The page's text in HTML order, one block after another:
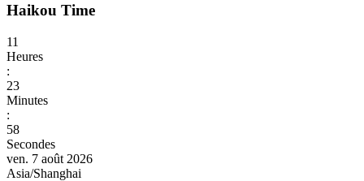
Haikou Time
11
Heures
:
24
Minutes
:
00
Secondes
ven. 7 août 2026
Asia/Shanghai